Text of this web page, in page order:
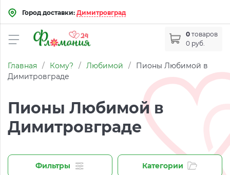
Город доставки: Димитровград
0 товаров
0 руб.
Главная / Кому? / Любимой /
Пионы Любимой в
Димитровграде
Пионы Любимой в
Димитровграде
Фильтры Категории